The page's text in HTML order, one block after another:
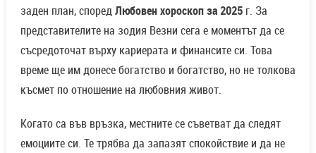
заден план, споредЛюбовен хороскоп за 2025г. За
представителите на зодия Везни сега е моментът да се
съсредоточат върху кариерата и финансите си. Това
време ще им донесе богатство и богатство, но не толкова
късмет по отношение на любовния живот.
Когато са във връзка, местните се съветват да следят
емоциите си. Те трябва да запазят спокойствие и да не